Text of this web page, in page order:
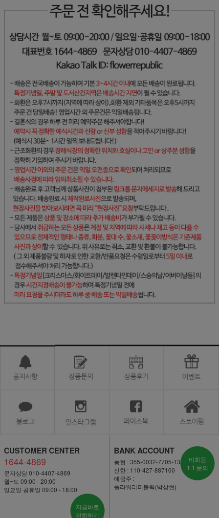
CUSTOMER CENTER
1644-4869
문자상담 010-4407-4869
월~토 09:00 - 20:00
일요일·공휴일 09:00 - 18:00
지금바로
전화하기
BANK ACCOUNT
농협 : 355-0032-7705-13
신한 : 110-427-887160
예금주 :
플라워리퍼블릭(박상현)
비회원
1:1 문의